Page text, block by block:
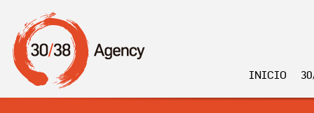
INICIO